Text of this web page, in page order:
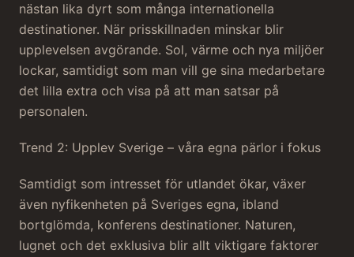
nästan lika dyrt som många internationella
destinationer. När prisskillnaden minskar blir
upplevelsen avgörande. Sol, värme och nya miljöer
lockar, samtidigt som man vill ge sina medarbetare
det lilla extra och visa på att man satsar på
personalen.
Trend 2: Upplev Sverige – våra egna pärlor i fokus
Samtidigt som intresset för utlandet ökar, växer
även nyfikenheten på Sveriges egna, ibland
bortglömda, konferens destinationer. Naturen,
lugnet och det exklusiva blir allt viktigare faktorer